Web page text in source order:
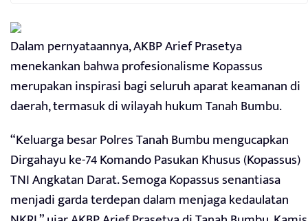
Dalam pernyataannya, AKBP Arief Prasetya
menekankan bahwa profesionalisme Kopassus
merupakan inspirasi bagi seluruh aparat keamanan di
daerah, termasuk di wilayah hukum Tanah Bumbu.
“Keluarga besar Polres Tanah Bumbu mengucapkan
Dirgahayu ke-74 Komando Pasukan Khusus (Kopassus)
TNI Angkatan Darat. Semoga Kopassus senantiasa
menjadi garda terdepan dalam menjaga kedaulatan